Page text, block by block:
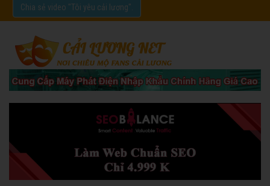
Chia sẻ video "Tôi yêu cải lương".